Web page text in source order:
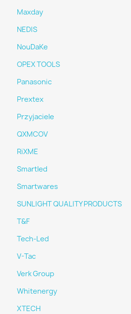
Maxday
NEDIS
NouDaKe
OPEX TOOLS
Panasonic
Prextex
Przyjaciele
QXMCOV
RiXME
Smartled
Smartwares
SUNLIGHT QUALITY PRODUCTS
T&F
Tech-Led
V-Tac
Verk Group
Whitenergy
XTECH